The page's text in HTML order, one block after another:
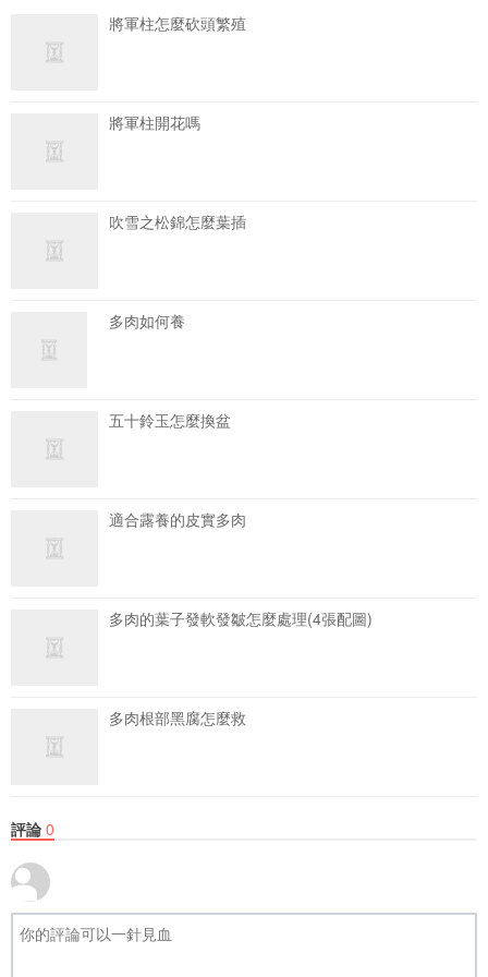
將軍柱怎麼砍頭繁殖
將軍柱開花嗎
吹雪之松錦怎麼葉插
多肉如何養
五十鈴玉怎麼換盆
適合露養的皮實多肉
多肉的葉子發軟發皺怎麼處理(4張配圖)
多肉根部黑腐怎麼救
評論 0